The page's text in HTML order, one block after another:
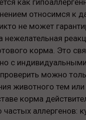
как
относимся к
не может
нежелательная
корма. Это
с
можно
животного тем
корма
частых аллергенов: